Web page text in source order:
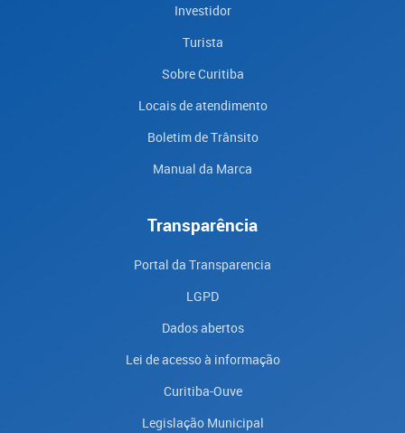
Investidor
Turista
Sobre Curitiba
Locais de atendimento
Boletim de Trânsito
Manual da Marca
Transparência
Portal da Transparencia
LGPD
Dados abertos
Lei de acesso à informação
Curitiba-Ouve
Legislação Municipal